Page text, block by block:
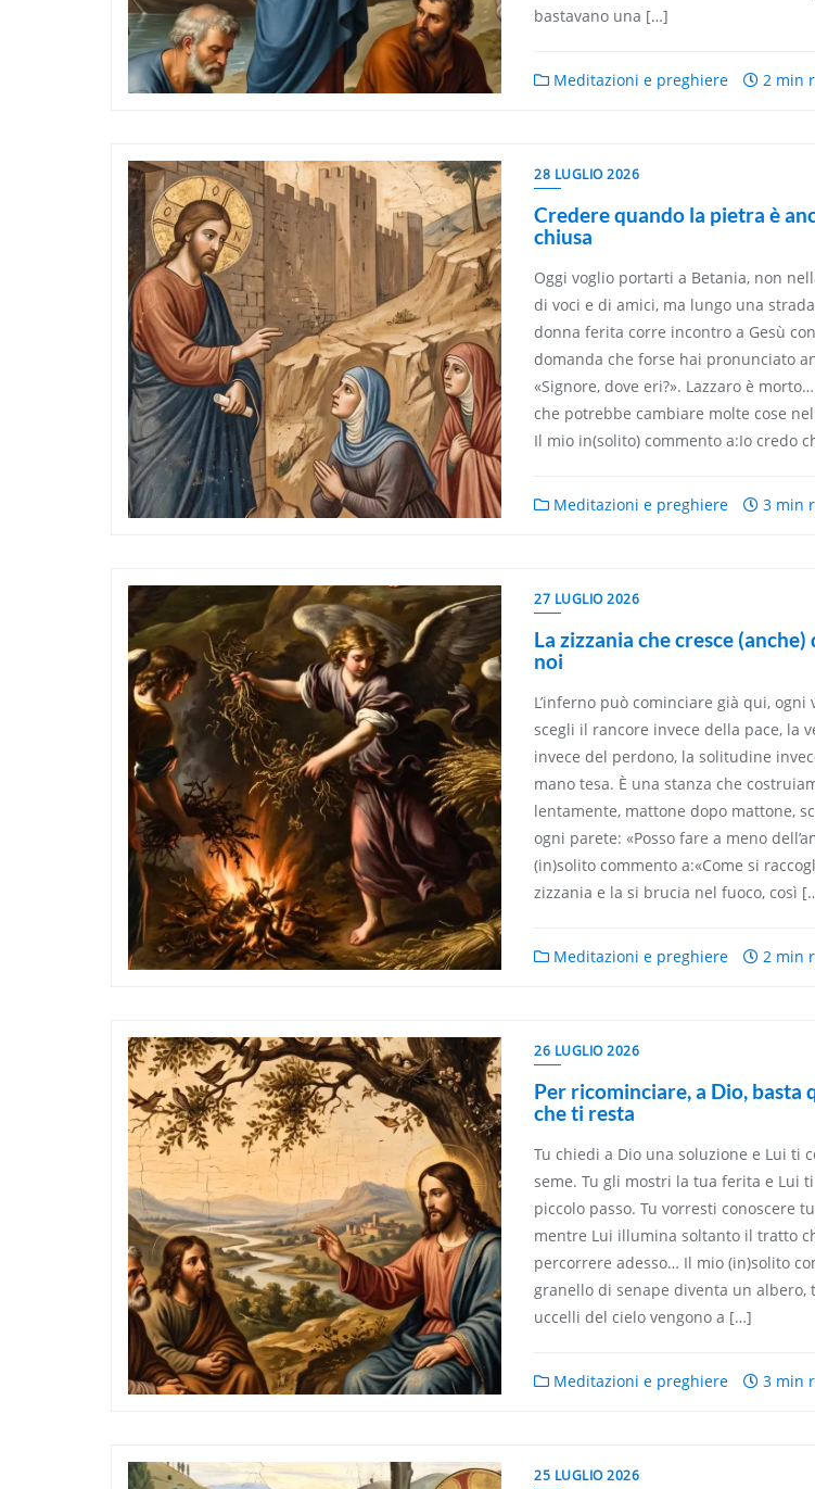
bastavano una […]
Meditazioni e preghiere 2 min
28 LUGLIO 2026
Credere quando la pietra è
chiusa
Oggi voglio portarti a Betania, non
di voci e di amici, ma lungo una
donna ferita corre incontro a Gesù
domanda che forse hai pronunciato
«Signore, dove eri?». Lazzaro è
che potrebbe cambiare molte cose
Il mio in(solito) commento a:Io credo
Meditazioni e preghiere 3 min
27 LUGLIO 2026
La zizzania che cresce
noi
L’inferno può cominciare già qui, ogni
scegli il rancore invece della pace, la
invece del perdono, la solitudine
mano tesa. È una stanza che
lentamente, mattone dopo mattone,
ogni parete: «Posso fare a meno
(in)solito commento a:«Come si
zizzania e la si brucia nel fuoco, così
Meditazioni e preghiere 2 min
26 LUGLIO 2026
Per ricominciare, a Dio, basta
che ti resta
Tu chiedi a Dio una soluzione e Lui ti
seme. Tu gli mostri la tua ferita e Lui
piccolo passo. Tu vorresti conoscere
mentre Lui illumina soltanto il tratto
percorrere adesso… Il mio (in)solito
granello di senape diventa un albero,
uccelli del cielo vengono a […]
Meditazioni e preghiere 3 min
25 LUGLIO 2026